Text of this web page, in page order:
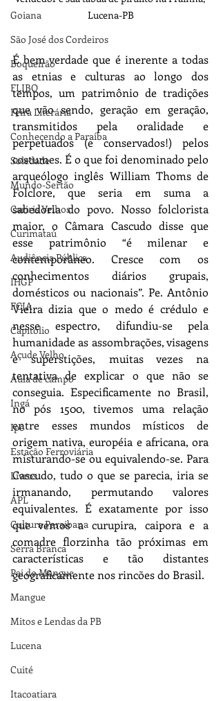
Goiana
São José dos Cordeiros
Boqueirão
FLIBO
Feira Literária
Conhecendo a Paraíba
Soledade
Mundo-Sertão
Cariris Velhos
Curimataú
Audiência Pública
IHGP
FCJA
Capitólio
Açude Velho
Aula de campo
Ingá
Ipê
Estação Ferroviária
Livros
APL
Cultura Paraibana
Serra Branca
Pai do Mangue
Mangue
Mitos e Lendas da PB
Lucena
Cuité
Itacoatiara
Lucena-PB
É bem verdade que é inerente a todas
as etnias e culturas ao longo dos
tempos, um patrimônio de tradições
que vão sendo, geração em geração,
transmitidos pela oralidade e
perpetuados (e conservados!) pelos
costumes. É o que foi denominado pelo
arqueólogo inglês William Thoms de
Folclore, que seria em suma a
sabedoria do povo. Nosso folclorista
maior, o Câmara Cascudo disse que
esse patrimônio “é milenar e
contemporâneo. Cresce com os
conhecimentos diários grupais,
domésticos ou nacionais”. Pe. Antônio
Vieira dizia que o medo é crédulo e
nesse espectro, difundiu-se pela
humanidade as assombrações, visagens
e superstições, muitas vezes na
tentativa de explicar o que não se
conseguia. Especificamente no Brasil,
no pós 1500, tivemos uma relação
entre esses mundos místicos de
origem nativa, européia e africana, ora
misturando-se ou equivalendo-se. Para
Cascudo, tudo o que se parecia, iria se
irmanando, permutando valores
equivalentes. É exatamente por isso
que vemos a curupira, caipora e a
comadre florzinha tão próximas em
características e tão distantes
geograficamente nos rincões do Brasil.